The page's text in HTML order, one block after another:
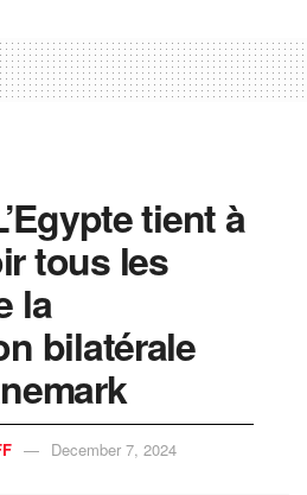
tient à
tous les
la
bilatérale
December 7, 2024